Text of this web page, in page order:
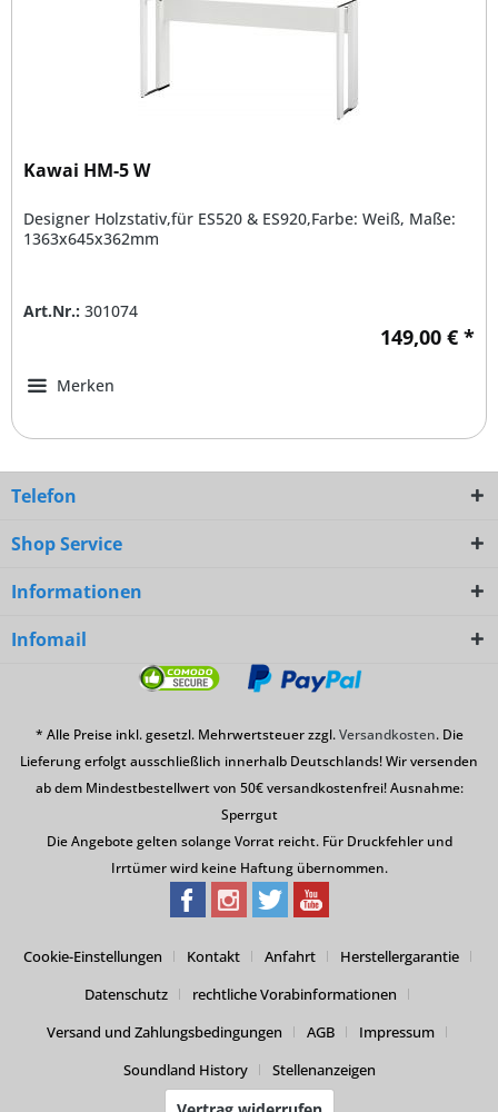
Kawai HM-5 W
Designer Holzstativ,für ES520 & ES920,Farbe: Weiß, Maße:
1363x645x362mm
Art.Nr.: 301074
149,00 € *
Merken
Telefon
Shop Service
Informationen
Infomail
* Alle Preise inkl. gesetzl. Mehrwertsteuer zzgl.Versandkosten. Die
Lieferung erfolgt ausschließlich innerhalb Deutschlands! Wir versenden
ab dem Mindestbestellwert von 50€ versandkostenfrei! Ausnahme:
Sperrgut
Die Angebote gelten solange Vorrat reicht. Für Druckfehler und
Irrtümer wird keine Haftung übernommen.
Cookie-Einstellungen Kontakt Anfahrt
Herstellergarantie
Datenschutz
rechtliche Vorabinformationen
Versand und Zahlungsbedingungen
AGB
Impressum
Soundland History
Stellenanzeigen